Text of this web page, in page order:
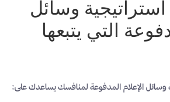
وسائل
التي يتبعها
وسائل الإعلام المدفوعة لمنافسك يساعدك على: